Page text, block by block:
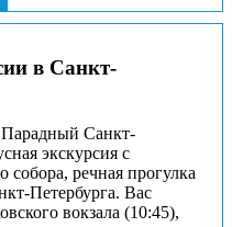
в Санкт-
Санкт-
экскурсия с
собора, речная прогулка
Петербурга. Вас
вокзала (10:45),